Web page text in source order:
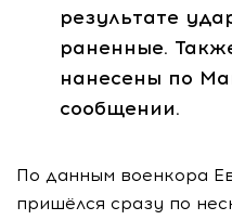
результате
раненные.
нанесены по
сообщении.
По данным военкора
пришёлся сразу по